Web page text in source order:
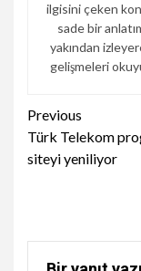
ilgisini çeken
sade bir
yakından
gelişmeleri
Continue
Reading
Previous
Türk Telekom
siteyi yeniliyor